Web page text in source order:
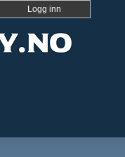
Logg inn